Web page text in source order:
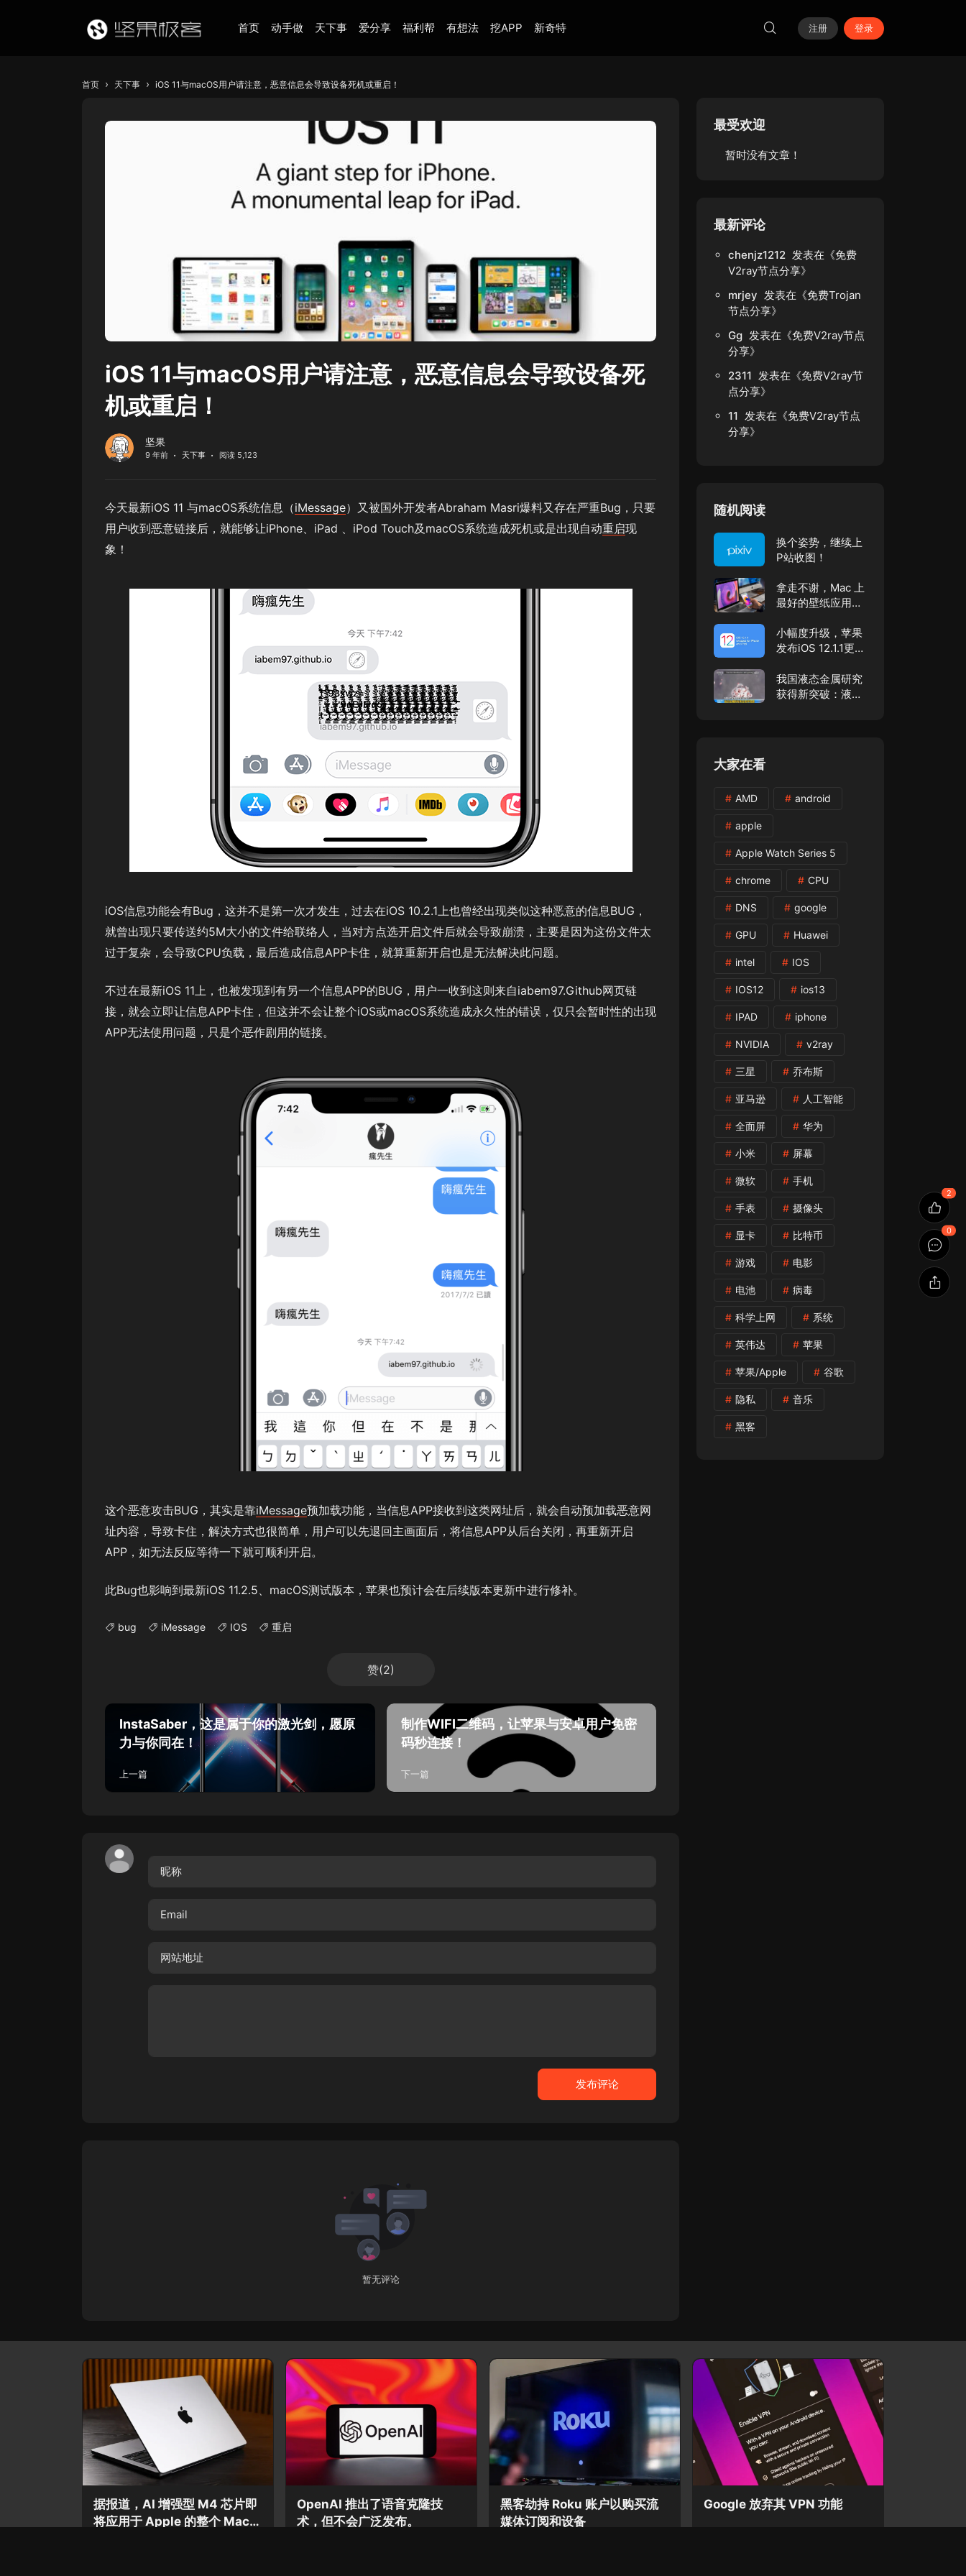
首页 动手做 天下事 爱分享 福利帮 有想法 挖APP 新奇特 注册 登录
首页 › 天下事 › iOS 11与macOS用户请注意，恶意信息会导致设备死机或重启！
iOS 11与macOS用户请注意，恶意信息会导致设备死
机或重启！
坚果
9 年前 天下事 阅读 5,123
今天最新iOS 11 与macOS系统信息（iMessage）又被国外开发者Abraham Masri爆料又存在严重Bug，只要
用户收到恶意链接后，就能够让iPhone、iPad 、iPod Touch及macOS系统造成死机或是出现自动重启现
象！
iOS信息功能会有Bug，这并不是第一次才发生，过去在iOS 10.2.1上也曾经出现类似这种恶意的信息BUG，
就曾出现只要传送约5M大小的文件给联络人，当对方点选开启文件后就会导致崩溃，主要是因为这份文件太
过于复杂，会导致CPU负载，最后造成信息APP卡住，就算重新开启也是无法解决此问题。
不过在最新iOS 11上，也被发现到有另一个信息APP的BUG，用户一收到这则来自iabem97.Github网页链
接，就会立即让信息APP卡住，但这并不会让整个iOS或macOS系统造成永久性的错误，仅只会暂时性的出现
APP无法使用问题，只是个恶作剧用的链接。
这个恶意攻击BUG，其实是靠iMessage预加载功能，当信息APP接收到这类网址后，就会自动预加载恶意网
址内容，导致卡住，解决方式也很简单，用户可以先退回主画面后，将信息APP从后台关闭，再重新开启
APP，如无法反应等待一下就可顺利开启。
此Bug也影响到最新iOS 11.2.5、macOS测试版本，苹果也预计会在后续版本更新中进行修补。
bug iMessage IOS 重启
赞(2)
InstaSaber，这是属于你的激光剑，愿原
力与你同在！
上一篇
制作WIFI二维码，让苹果与安卓用户免密
码秒连接！
下一篇
暂无评论
最受欢迎
暂时没有文章！
最新评论
chenjz1212 发表在《免费
V2ray节点分享》
mrjey 发表在《免费Trojan
节点分享》
Gg 发表在《免费V2ray节点
分享》
2311 发表在《免费V2ray节
点分享》
11 发表在《免费V2ray节点
分享》
随机阅读
换个姿势，继续上
P站收图！
拿走不谢，Mac 上
最好的壁纸应用都
小幅度升级，苹果
发布iOS 12.1.1更
我国液态金属研究
获得新突破：液态
大家在看
AMD android
apple
Apple Watch Series 5
chrome CPU
DNS google
GPU Huawei
intel IOS
IOS12 ios13
IPAD iphone
NVIDIA v2ray
三星 乔布斯
亚马逊 人工智能
全面屏 华为
小米 屏幕
微软 手机
手表 摄像头
显卡 比特币
游戏 电影
电池 病毒
科学上网 系统
英伟达 苹果
苹果/Apple 谷歌
隐私 音乐
黑客
据报道，AI 增强型 M4 芯片即
将应用于 Apple 的整个 Mac
OpenAI 推出了语音克隆技
术，但不会广泛发布。
黑客劫持 Roku 账户以购买流
媒体订阅和设备
Google 放弃其 VPN 功能
2
0